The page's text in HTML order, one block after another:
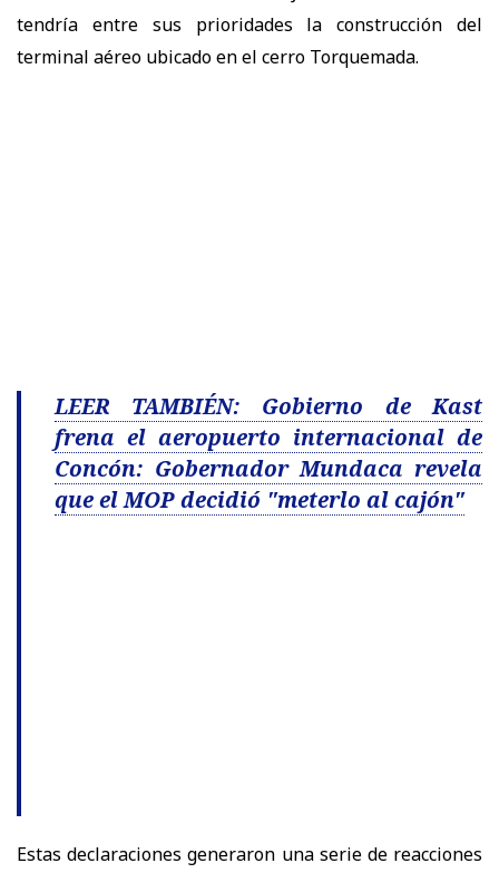
tendría entre sus prioridades la construcción del
terminal aéreo ubicado en el cerro Torquemada.
LEER TAMBIÉN: Gobierno de Kast
frena el aeropuerto internacional de
Concón: Gobernador Mundaca revela
que el MOP decidió "meterlo al cajón"
Estas declaraciones generaron una serie de reacciones